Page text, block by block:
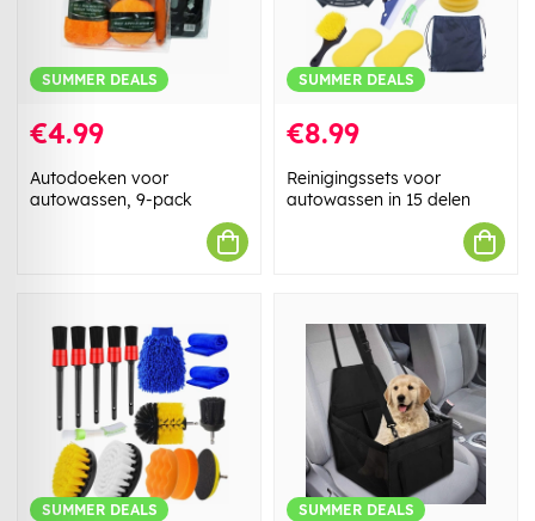
SUMMER DEALS
€4.99
Autodoeken voor
autowassen, 9-pack
SUMMER DEALS
€8.99
Reinigingssets voor
autowassen in 15 delen
SUMMER DEALS SUMMER DEALS